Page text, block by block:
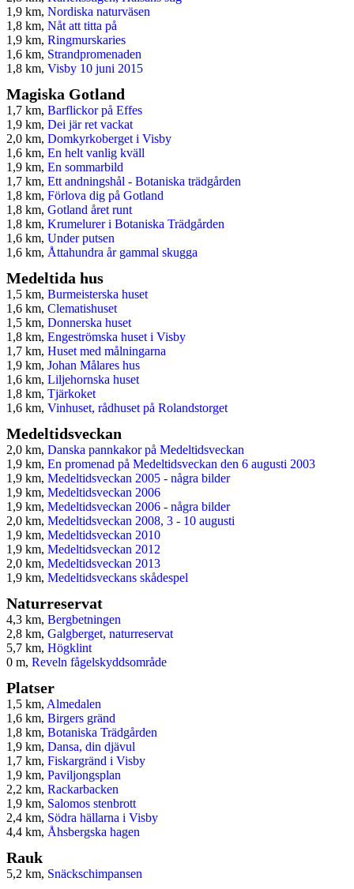
1,9 km, Nordiska naturväsen
1,8 km, Nåt att titta på
1,9 km, Ringmurskaries
1,6 km, Strandpromenaden
1,8 km, Visby 10 juni 2015
Magiska Gotland
1,7 km, Barflickor på Effes
1,9 km, Dei jär ret vackat
2,0 km, Domkyrkoberget i Visby
1,6 km, En helt vanlig kväll
1,9 km, En sommarbild
1,7 km, Ett andningshål - Botaniska trädgården
1,8 km, Förlova dig på Gotland
1,8 km, Gotland året runt
1,8 km, Krumelurer i Botaniska Trädgården
1,6 km, Under putsen
1,6 km, Åttahundra år gammal skugga
Medeltida hus
1,5 km, Burmeisterska huset
1,6 km, Clematishuset
1,5 km, Donnerska huset
1,8 km, Engeströmska huset i Visby
1,7 km, Huset med målningarna
1,9 km, Johan Målares hus
1,6 km, Liljehornska huset
1,8 km, Tjärkoket
1,6 km, Vinhuset, rådhuset på Rolandstorget
Medeltidsveckan
2,0 km, Danska pannkakor på Medeltidsveckan
1,9 km, En promenad på Medeltidsveckan den 6 augusti 2003
1,9 km, Medeltidsveckan 2005 - några bilder
1,9 km, Medeltidsveckan 2006
1,9 km, Medeltidsveckan 2006 - några bilder
2,0 km, Medeltidsveckan 2008, 3 - 10 augusti
1,9 km, Medeltidsveckan 2010
1,9 km, Medeltidsveckan 2012
2,0 km, Medeltidsveckan 2013
1,9 km, Medeltidsveckans skådespel
Naturreservat
4,3 km, Bergbetningen
2,8 km, Galgberget, naturreservat
5,7 km, Högklint
0 m, Reveln fågelskyddsområde
Platser
1,5 km, Almedalen
1,6 km, Birgers gränd
1,8 km, Botaniska Trädgården
1,9 km, Dansa, din djävul
1,7 km, Fiskargränd i Visby
1,9 km, Paviljongsplan
2,2 km, Rackarbacken
1,9 km, Salomos stenbrott
2,4 km, Södra hällarna i Visby
4,4 km, Åhsbergska hagen
Rauk
5,2 km, Snäckschimpansen